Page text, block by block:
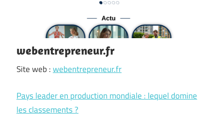
webentrepreneur.fr
Site web :webentrepreneur.fr
Pays leader en production mondiale : lequel domine
les classements ?